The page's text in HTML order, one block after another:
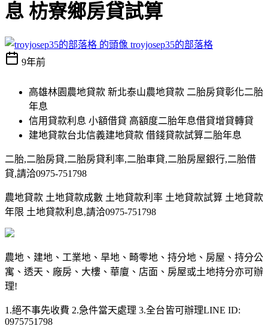
息 枋寮鄉房貸試算
troyjosep35的部落格
9年前
高雄林園農地貸款 新北泰山農地貸款 二胎房貸彰化二胎
年息
信用貸款利息 小額借貸 高額度二胎年息借貸增貸轉貸
建地貸款台北信義建地貸款 借錢貸款試算二胎年息
二胎,二胎房貸,二胎房貸利率,二胎車貸,二胎房屋銀行,二胎借
貸,請洽0975-751798
農地貸款 土地貸款成數 土地貸款利率 土地貸款試算 土地貸款
年限 土地貸款利息,請洽0975-751798
農地、建地、工業地、旱地、畸零地、持分地、房屋、持分公
寓、透天、廠房、大樓、華廈、店面、房屋或土地持分亦可辦
理!
1.絕不事先收費 2.急件當天處理 3.全台皆可辦理LINE ID:
0975751798